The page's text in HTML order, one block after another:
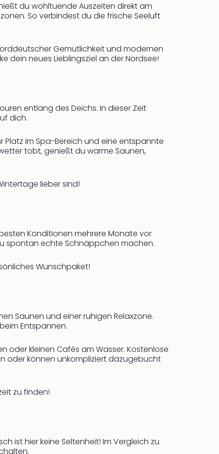
du wohltuende Auszeiten direkt am
So verbindest du die frische Seeluft
Gemütlichkeit und modernen
dein neues Lieblingsziel an der Nordsee!
entlang des Deichs. In dieser Zeit
dich.
Platz im Spa-Bereich und eine entspannte
tobt, genießt du warme Saunen,
lieber sind!
Konditionen mehrere Monate vor
spontan echte Schnäppchen machen.
Wunschpaket!
Saunen und einer ruhigen Relaxzone.
Entspannen.
oder kleinen Cafés am Wasser. Kostenlose
oder können unkompliziert dazugebucht
zu finden!
ist hier keine Seltenheit! Im Vergleich zu